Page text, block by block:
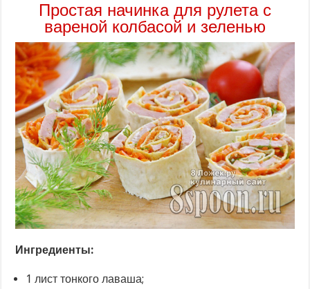
Простая начинка для рулета с
вареной колбасой и зеленью
Ингредиенты:
1 лист тонкого лаваша;